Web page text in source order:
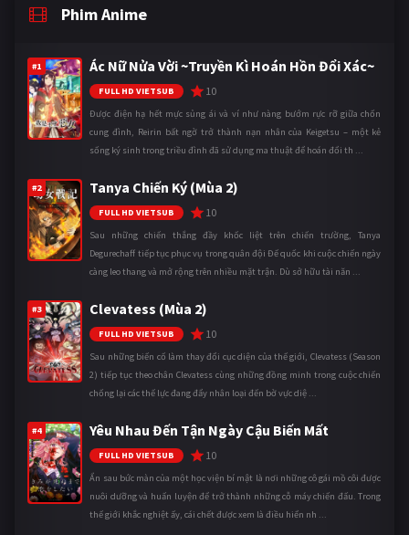
Phim Anime
#1 Ác Nữ Nửa Vời ~Truyền Kì Hoán Hồn Đổi Xác~
FULL HD VIETSUB 10
Được điện hạ hết mực sủng ái và ví như nàng bướm rực rỡ giữa chốn
cung đình, Reirin bất ngờ trở thành nạn nhân của Keigetsu – một kẻ
sống ký sinh trong triều đình đã sử dụng ma thuật để hoán đổi th ...
#2 Tanya Chiến Ký (Mùa 2)
FULL HD VIETSUB 10
Sau những chiến thắng đầy khốc liệt trên chiến trường, Tanya
Degurechaff tiếp tục phục vụ trong quân đội Đế quốc khi cuộc chiến ngày
càng leo thang và mở rộng trên nhiều mặt trận. Dù sở hữu tài năn ...
#3 Clevatess (Mùa 2)
FULL HD VIETSUB 10
Sau những biến cố làm thay đổi cục diện của thế giới, Clevatess (Season
2) tiếp tục theo chân Clevatess cùng những đồng minh trong cuộc chiến
chống lại các thế lực đang đẩy nhân loại đến bờ vực diệ ...
#4 Yêu Nhau Đến Tận Ngày Cậu Biến Mất
FULL HD VIETSUB 10
Ẩn sau bức màn của một học viện bí mật là nơi những cô gái mồ côi được
nuôi dưỡng và huấn luyện để trở thành những cỗ máy chiến đấu. Trong
thế giới khắc nghiệt ấy, cái chết được xem là điều hiển nh ...